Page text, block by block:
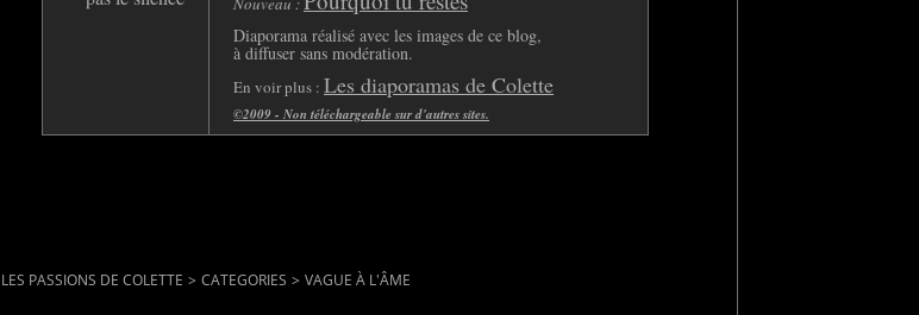
Diaporama réalisé avec les images de ce blog,
à diffuser sans modération.
En voir plus : Les diaporamas de Colette
©2009 - Non téléchargeable sur d'autres sites.
LES PASSIONS DE COLETTE > CATEGORIES > VAGUE À L'ÂME